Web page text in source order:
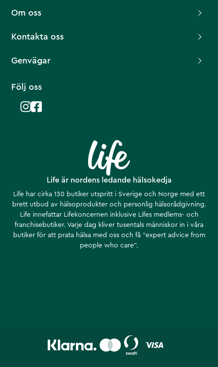
Life är nordens ledande hälsokedja
Life har cirka 130 butiker utspritt i Sverige och Norge med ett
brett utbud av hälsoprodukter och personlig hälsorådgivning.
Life innefattar Lifekoncernen inklusive Lifes medlems- och
franchisebutiker. Varje dag kliver tusentals människor in i våra
butiker för att prata hälsa med oss och få ”expert advice from
people who care”.
Om oss
Kontakta oss
Genvägar
Följ oss